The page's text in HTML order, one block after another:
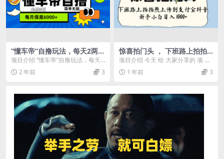
“懂车帝”自撸玩法，每天2两小
时收益500+
项目介绍 “懂车帝”自撸玩法，每天2
两小时收益500+ 课程目录 项目介
绍 准备...
2 年前 3
惊喜拍门头 ， 下班路上拍拍
照片， 上 传 到 支付宝和抖音
新手日入 1000+
项目介绍 今天 给 大家分享的 项 目
是《惊喜拍 门头 ， 下班路上拍拍
照片， ...
1 年前 3